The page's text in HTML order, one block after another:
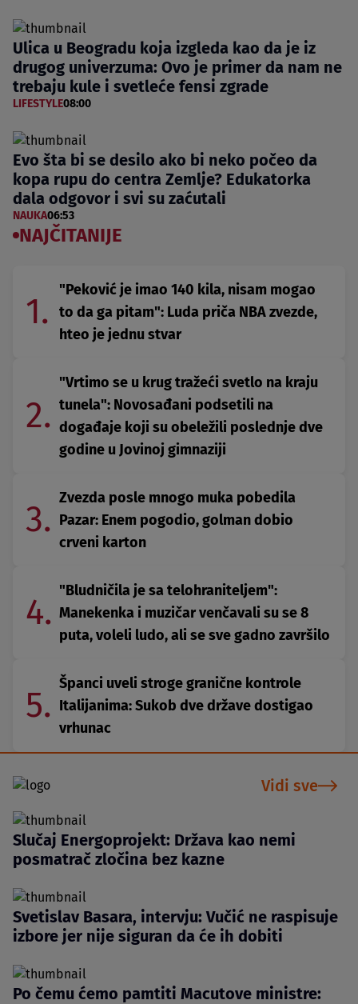
Ulica u Beogradu koja izgleda kao da je iz
drugog univerzuma: Ovo je primer da nam ne
trebaju kule i svetleće fensi zgrade
LIFESTYLE08:00
Evo šta bi se desilo ako bi neko počeo da
kopa rupu do centra Zemlje? Edukatorka
dala odgovor i svi su zaćutali
NAUKA06:53
NAJČITANIJE
1.
"Peković je imao 140 kila, nisam mogao
to da ga pitam": Luda priča NBA zvezde,
hteo je jednu stvar
2.
"Vrtimo se u krug tražeći svetlo na kraju
tunela": Novosađani podsetili na
događaje koji su obeležili poslednje dve
godine u Jovinoj gimnaziji
3.
Zvezda posle mnogo muka pobedila
Pazar: Enem pogodio, golman dobio
crveni karton
4.
"Bludničila je sa telohraniteljem":
Manekenka i muzičar venčavali su se 8
puta, voleli ludo, ali se sve gadno završilo
5.
Španci uveli stroge granične kontrole
Italijanima: Sukob dve države dostigao
vrhunac
Vidi sve
Slučaj Energoprojekt: Država kao nemi
posmatrač zločina bez kazne
Svetislav Basara, intervju: Vučić ne raspisuje
izbore jer nije siguran da će ih dobiti
Po čemu ćemo pamtiti Macutove ministre: